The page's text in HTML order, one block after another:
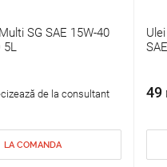
SG SAE 15W-40
5L
de la consultant
LA COMANDA
49